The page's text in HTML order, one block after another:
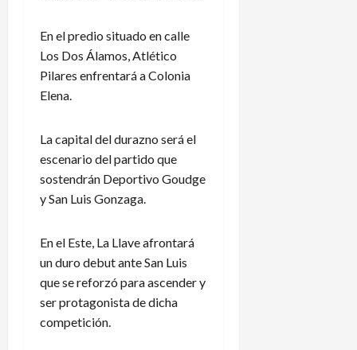
En el predio situado en calle
Los Dos Álamos, Atlético
Pilares enfrentará a Colonia
Elena.
La capital del durazno será el
escenario del partido que
sostendrán Deportivo Goudge
y San Luis Gonzaga.
En el Este, La Llave afrontará
un duro debut ante San Luis
que se reforzó para ascender y
ser protagonista de dicha
competición.